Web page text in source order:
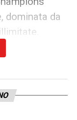
dominata da